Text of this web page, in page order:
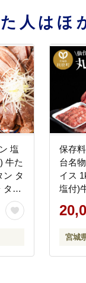
人はほ
塩
牛た
ン タ
タレ
肉厚
肉 バ
保存
台名
イス
塩付)
肉 仙
宮城